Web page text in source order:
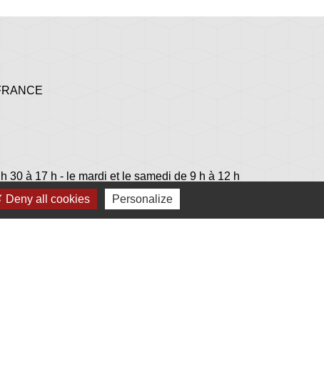
30 à 17 h - le mardi et le samedi de 9 h à 12 h
Deny all cookies Personalize